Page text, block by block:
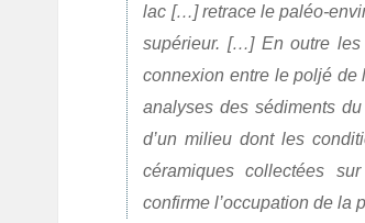
lac […] retrace le paléo-
supérieur. […] En outre les
connexion entre le poljé de
analyses des sédiments
d’un milieu dont les
céramiques collectées
confirme l’occupation de la